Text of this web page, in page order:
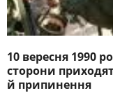
10 вересня 1990
сторони
й припинення